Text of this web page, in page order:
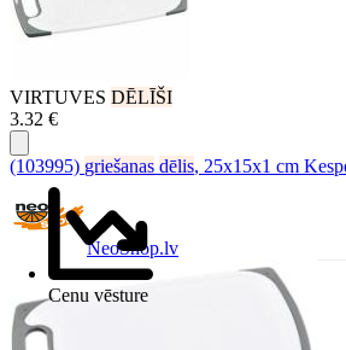
VIRTUVES DĒLĪŠI
3.32 €
Cenu vēsture
(103995) griešanas dēlis, 25x15x1 cm
NeoShop.lv